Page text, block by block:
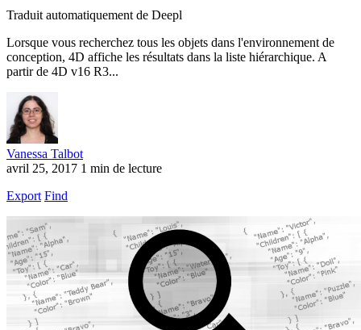
Traduit automatiquement de Deepl
Lorsque vous recherchez tous les objets dans l'environnement de
conception, 4D affiche les résultats dans la liste hiérarchique. A
partir de 4D v16 R3...
Vanessa Talbot
avril 25, 2017 1 min de lecture
Export Find